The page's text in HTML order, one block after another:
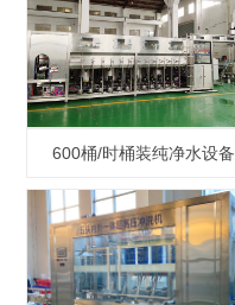
600桶/时桶装纯净水设备